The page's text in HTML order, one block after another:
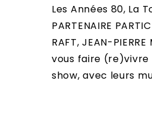
Les Années 80, La
PARTENAIRE
RAFT, JEAN-
vous faire (re)vivre
show, avec leurs